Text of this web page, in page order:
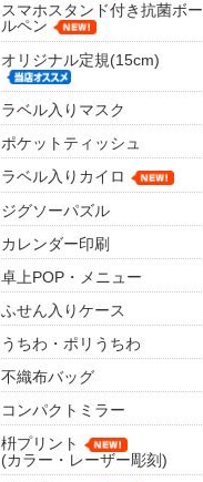
スマホスタンド付き抗菌ボー
ルペン
オリジナル定規(15cm)
ラベル入りマスク
ポケットティッシュ
ラベル入りカイロ
ジグソーパズル
カレンダー印刷
卓上POP・メニュー
ふせん入りケース
うちわ・ポリうちわ
不織布バッグ
コンパクトミラー
枡プリント
(カラー・レーザー彫刻)